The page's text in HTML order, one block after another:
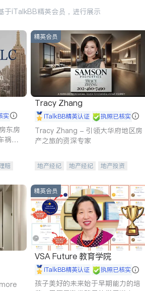
于iTalkBB精英会员，进行展示
实
东房
祸重
赔
保释
精英会员
Tracy Zhang
iTalkBB精英认证 执照已核实
Tracy Zhang - 引领大华府地区房
产之旅的资深专家
地产经纪 地产经纪
地产投资
精英会员
VSA Future 教育学院
iTalkBB精英认证 执照已核实
孩子美好的未来始于早期能力的培